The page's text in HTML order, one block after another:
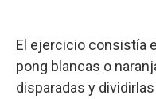
El ejercicio consistía
pong blancas o
disparadas y